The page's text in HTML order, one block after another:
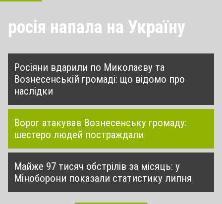
росія напала на Україну
Росіяни вдарили по Миколаєву та
Вознесенській громаді: що відомо про
наслідки
Ворог атакував Вознесенську громаду:
шестеро людей постраждали
Майже 97 тисяч обстрілів за місяць: у
Міноборони показали статистику липня